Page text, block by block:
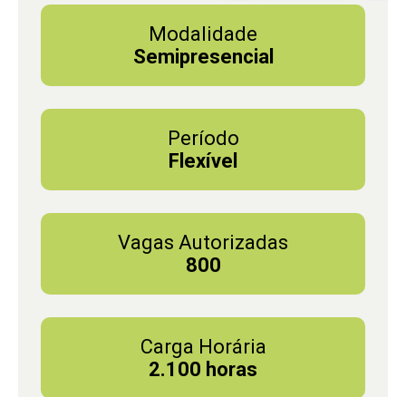
Modalidade
Semipresencial
Período
Flexível
Vagas Autorizadas
800
Carga Horária
2.100 horas